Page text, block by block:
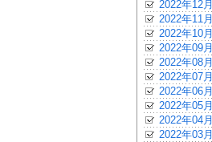
2022年12月
2022年11月
2022年10月
2022年09月
2022年08月
2022年07月
2022年06月
2022年05月
2022年04月
2022年03月